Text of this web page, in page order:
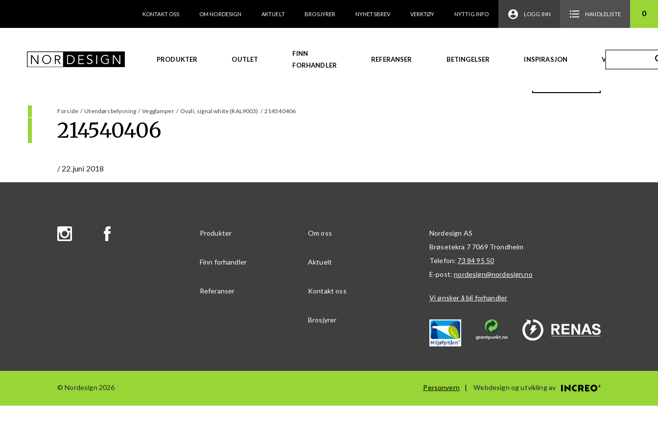
KONTAKT OSS OM NORDESIGN AKTUELT BROSJYRER NYHETSBREV VERKTØY NYTTIG INFO LOGG INN HANDLELISTE 0
PRODUKTER OUTLET
FINN
FORHANDLER
REFERANSER BETINGELSER INSPIRASJON VIDEO
Forside / Utendørsbelysning / Vegglamper / Ovali, signal white (RAL9003) / 214540406
214540406
/ 22.juni 2018
Produkter Om oss
Finn forhandler Aktuelt
Referanser Kontakt oss
Brosjyrer
Nordesign AS
Brøsetekra 7 7069 Trondheim
Telefon: 73 84 95 50
E-post:nordesign@nordesign.no
Vi ønsker å bli forhandler
© Nordesign 2026 Personvern Webdesign og utvikling av